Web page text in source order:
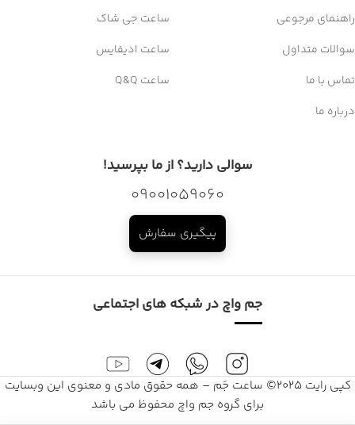
راهنمای مرجوعی
سوالات متداول
تماس با ما
درباره ما
ساعت جی شاک
ساعت ادیفایس
ساعت Q&Q
سوالی دارید؟ از ما بپرسید!
09001059060
پیگیری سفارش
جم واچ در شبکه های اجتماعی
کپی رایت 2025© ساعت جَم – همه حقوق مادی و معنوی این وبسایت
برای گروه جم واچ محفوظ می باشد